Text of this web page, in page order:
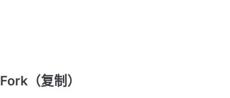
Fork（复制）